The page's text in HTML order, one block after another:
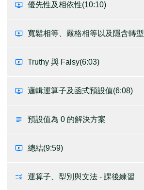
優先性及相依性(10:10)
寬鬆相等、嚴格相等以及隱含轉型
Truthy 與 Falsy(6:03)
邏輯運算子及函式預設值(6:08)
預設值為 0 的解決方案
總結(9:59)
運算子、型別與文法 - 課後練習